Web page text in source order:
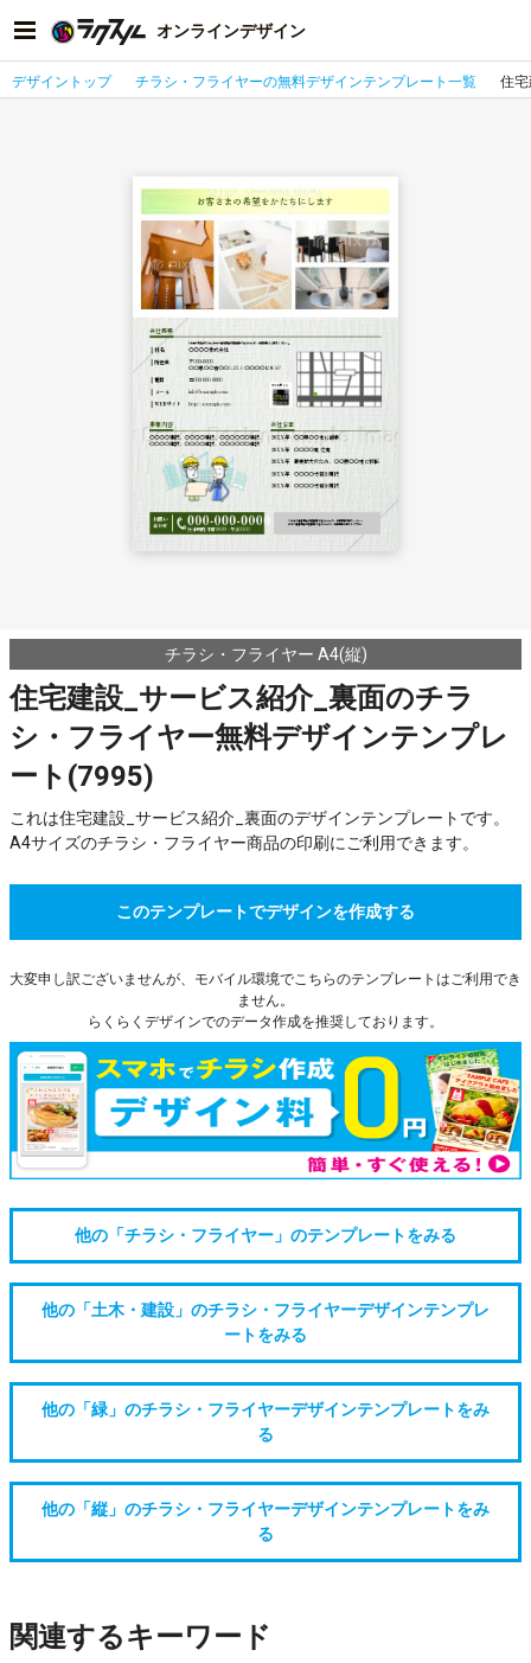
オンラインデザイン
デザイントップ チラシ・フライヤーの無料デザインテンプレート一覧 住宅
チラシ・フライヤー A4(縦)
住宅建設_サービス紹介_裏面のチラ
シ・フライヤー無料デザインテンプレ
ート(7995)
これは住宅建設_サービス紹介_裏面のデザインテンプレートです。
A4サイズのチラシ・フライヤー商品の印刷にご利用できます。
このテンプレートでデザインを作成する
大変申し訳ございませんが、モバイル環境でこちらのテンプレートはご利用でき
ません。
らくらくデザインでのデータ作成を推奨しております。
他の「チラシ・フライヤー」のテンプレートをみる
他の「土木・建設」のチラシ・フライヤーデザインテンプレ
ートをみる
他の「緑」のチラシ・フライヤーデザインテンプレートをみ
る
他の「縦」のチラシ・フライヤーデザインテンプレートをみ
る
関連するキーワード